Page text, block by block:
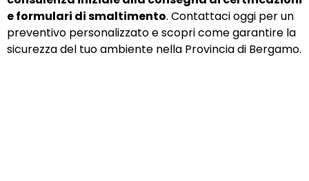
e formulari di smaltimento. Contattaci oggi per un
preventivo personalizzato e scopri come garantire la
sicurezza del tuo ambiente nella Provincia di Bergamo.